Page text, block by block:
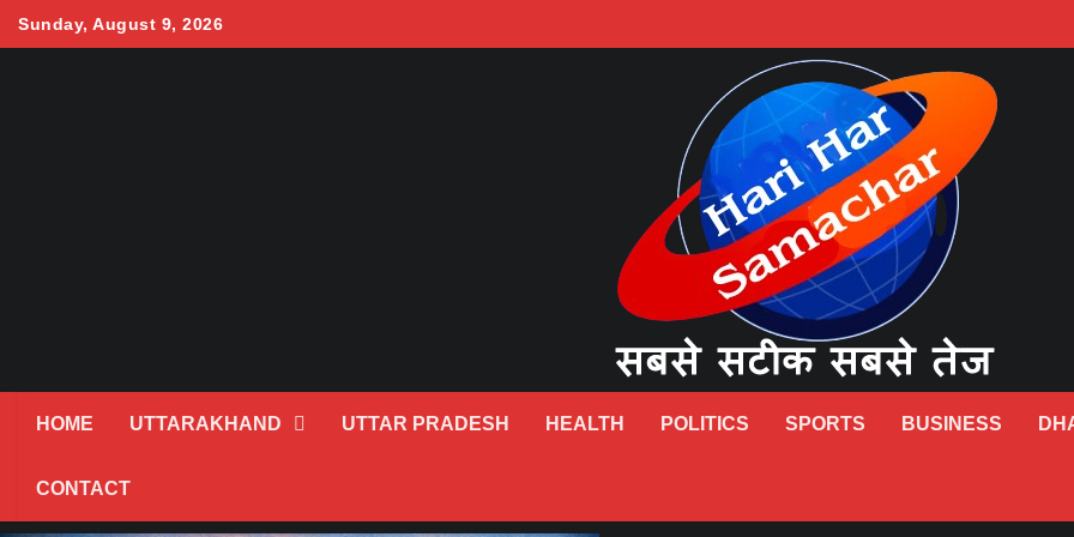
Sunday, August 9, 2026
HOME UTTARAKHAND UTTAR PRADESH HEALTH POLITICS SPORTS BUSINESS
CONTACT